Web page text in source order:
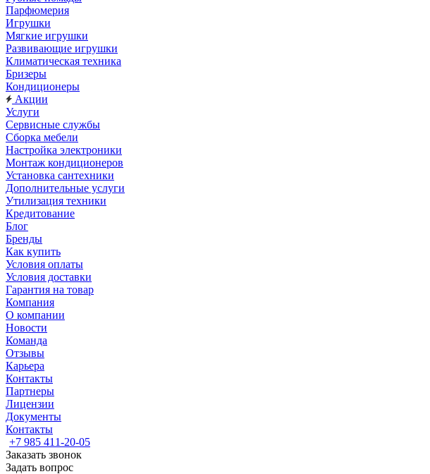
Парфюмерия
Игрушки
Мягкие игрушки
Развивающие игрушки
Климатическая техника
Бризеры
Кондиционеры
Акции
Услуги
Сервисные службы
Сборка мебели
Настройка электроники
Монтаж кондиционеров
Установка сантехники
Дополнительные услуги
Утилизация техники
Кредитование
Блог
Бренды
Как купить
Условия оплаты
Условия доставки
Гарантия на товар
Компания
О компании
Новости
Команда
Отзывы
Карьера
Контакты
Партнеры
Лицензии
Документы
Контакты
+7 985 411-20-05
Заказать звонок
Задать вопрос